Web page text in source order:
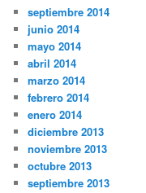
septiembre 2014
junio 2014
mayo 2014
abril 2014
marzo 2014
febrero 2014
enero 2014
diciembre 2013
noviembre 2013
octubre 2013
septiembre 2013